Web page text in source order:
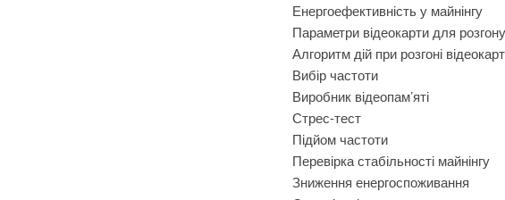
Енергоефективність у майнінгу
Параметри відеокарти для розгону
Алгоритм дій при розгоні
Вибір частоти
Виробник відеопам’яті
Стрес-тест
Підйом частоти
Перевірка стабільності майнінгу
Зниження енергоспоживання